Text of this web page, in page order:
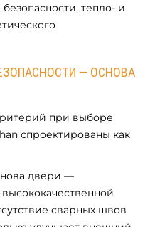
тепло- и
— ОСНОВА
при выборе
спроектированы как
двери —
сварных швов